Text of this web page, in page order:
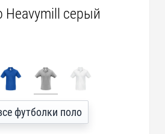
Heavymill серый
футболки поло